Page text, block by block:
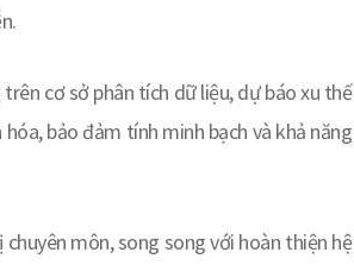
cơ sở phân tích dữ liệu, dự báo xu thế
bảo đảm tính minh bạch và khả năng
môn, song song với hoàn thiện hệ